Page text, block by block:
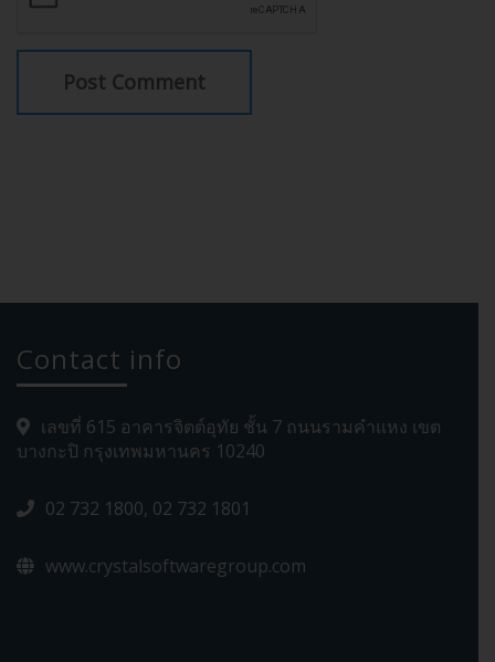
Contact info
เลขที่ 615 อาคารจิตต์อุทัย ชั้น 7 ถนนรามคำแหง เขต
บางกะปิ กรุงเทพมหานคร 10240
02 732 1800, 02 732 1801
www.crystalsoftwaregroup.com